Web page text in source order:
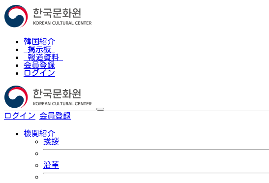
韓国紹介
掲示板
報道資料
会員登録
ログイン
ログイン 会員登録
機関紹介
挨拶
沿革